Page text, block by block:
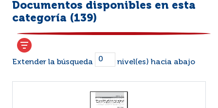
Documentos disponibles en esta
categoría (139)
Extender la búsqueda nivel(es) hacia abajo